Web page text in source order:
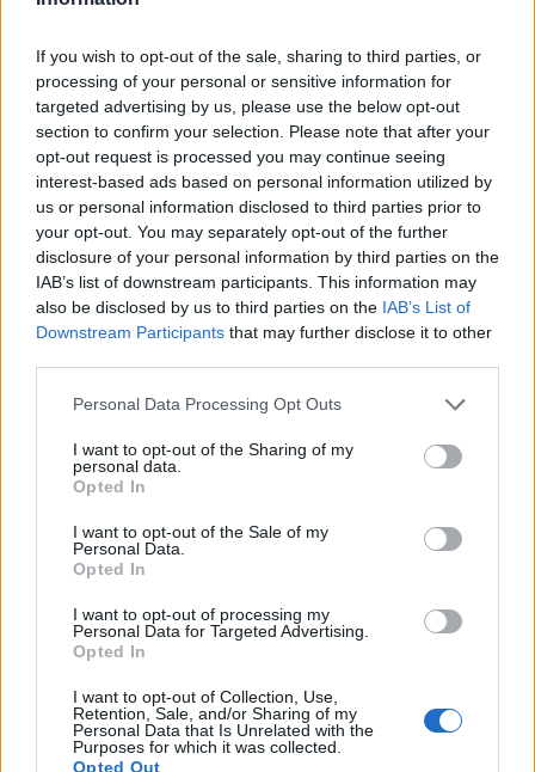
If you wish to opt-out of the sale, sharing to third parties, or
processing of your personal or sensitive information for
targeted advertising by us, please use the below opt-out
section to confirm your selection. Please note that after your
opt-out request is processed you may continue seeing
interest-based ads based on personal information utilized by
us or personal information disclosed to third parties prior to
your opt-out. You may separately opt-out of the further
disclosure of your personal information by third parties on the
IAB’s list of downstream participants. This information may
also be disclosed by us to third parties on the IAB’s List of
Downstream Participants that may further disclose it to other
Personal Data Processing Opt Outs
I want to opt-out of the Sharing of my
personal data.
Opted In
I want to opt-out of the Sale of my
Personal Data.
Opted In
I want to opt-out of processing my
Personal Data for Targeted Advertising.
Opted In
I want to opt-out of Collection, Use,
Retention, Sale, and/or Sharing of my
Personal Data that Is Unrelated with the
Purposes for which it was collected.
Opted Out
συχνές και οι ασθενείς πραγματικά
Η νέα μελέτη «μας δίνει κάτι που μπορούμε να
προτείνουμε στους ασθενείς μας», σχολιάζει ο
Martin Scurr, γενικός ιατρόςστο Νοσοκομείο
King Edward VII’s, στο Λονδίνο. Ωστόσοη
βιταμίνη αυτή δεν είναι κατάλληλη για
όλους.
Ειδικότερα, «δεν πρέπει να λαμβάνεταιαπ’ όσους
παίρνουν το αντιπηκτικό βαρφαρίνη», τονίζει.
Όπως εξηγεί, η βαρφαρίνη δρα δεσμεύοντας την
ρόλο-κλειδί στην θρόμβωση του αίματος.
Για παν ενδεχόμενο, λοιπόν, είτε είστε υγιείς,
είτε πάσχετε από χρόνιο πρόβλημα υγείας,
συμβουλευθείτε πρώτα τον γιατρό σας αν
θέλετε να πάρετε την βιταμίνη